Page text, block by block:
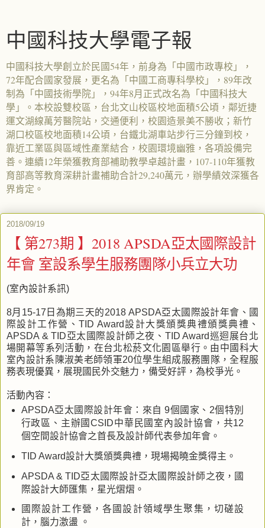
中國科技大學電子報
中國科技大學創立於民國54年，前身為「中國市政專校」，
72年配合國家發展，更名為「中國工商專科學校」，89年改
制為「中國技術學院」，94年8月正式改名為「中國科技大
學」。本校設雙校區，台北文山校區校地面積5公頃，鄰近捷
運文湖線萬芳醫院站，交通便利，校園造景美不勝收；新竹
湖口校區校地面積14公頃，台鐵北湖車站步行三分鐘到校，
靠近工業區與區域性產業結合，校園環境幽雅，各項設備完
善。連續12年榮獲教育部補助教學卓越計畫，107-110年獲教
育部高等教育深耕計畫補助合計29,240萬元，辦學績效深獲各
界肯定。
2018/09/19
【 第273期 】2018 APSDA亞太國際設計
年會 室設系學生服務團隊小兵立大功
(室內設計系訊)
8月15-17日為期三天的2018 APSDA亞太國際設計年會、國
際設計工作營、TID Award設計大獎頒獎典禮頒獎典禮、
APSDA & TID亞太國際設計師之夜、TID Award巡迴展台北
場開幕等系列活動，在台北松菸文化園區舉行。由中國科大
室內設計系陳淑美老師領軍20位學生組成服務團隊，全程服
務表現優異，展現國民外交魅力，備受好評，為校爭光。
活動內容：
APSDA亞太國際設計年會：來自 9個國家、2個特別
行政區、主辦國CSID中華民國室內設計協會，共12
個空間設計協會之首長及設計師代表參加年會。
TID Award設計大獎頒獎典禮，現場揭曉金獎得主。
APSDA & TID亞太國際設計亞太國際設計師之夜，國
際設計大師匯集，星光熠熠。
國際設計工作營，各國設計領域學生聚集，切磋設
計，腦力激盪 。